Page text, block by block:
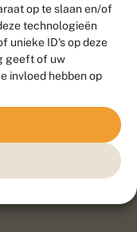
op te slaan en/of
technologieën
unieke ID's op deze
geeft of uw
invloed hebben op
, ontworpen door